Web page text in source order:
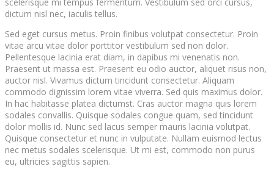
dictum nisl nec, iaculis tellus.
Sed eget cursus metus. Proin finibus volutpat consectetur. Proin
vitae arcu vitae dolor porttitor vestibulum sed non dolor.
Pellentesque lacinia erat diam, in dapibus mi venenatis non.
Praesent ut massa est. Praesent eu odio auctor, aliquet risus non,
auctor nisl. Vivamus dictum tincidunt consectetur. Aliquam
commodo dignissim lorem vitae viverra. Sed quis maximus dolor.
In hac habitasse platea dictumst. Cras auctor magna quis lorem
sodales convallis. Quisque sodales congue quam, sed tincidunt
dolor mollis id. Nunc sed lacus semper mauris lacinia volutpat.
Quisque consectetur et nunc in vulputate. Nullam euismod lectus
nec metus sodales scelerisque. Ut mi est, commodo non purus
eu, ultricies sagittis sapien.